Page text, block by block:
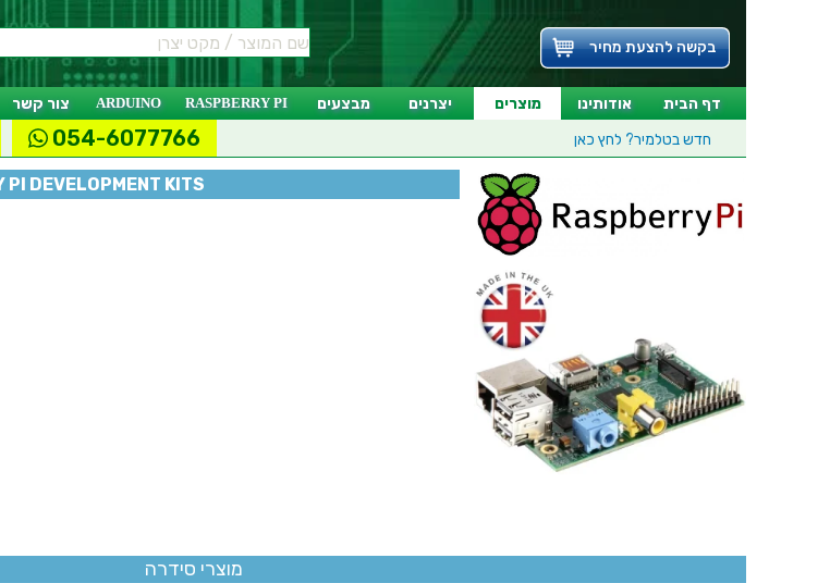
בקשה להצעת מחיר
דף הבית אודותינו מוצרים יצרנים מבצעים RASPBERRY PI
ARDUINO צור קשר
חדש בטלמיר? לחץ כאן 054-6077766
PI DEVELOPMENT KITS
מוצרי סידרה